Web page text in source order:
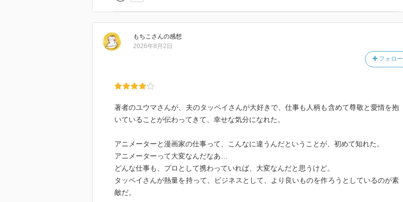
もちこ さんの感想
フォロー
2026年8月2日
著者のユウマさんが、夫のタッペイさんが大好きで、仕事も人柄も含めて尊敬と愛情を抱
いていることが伝わってきて、幸せな気分になれた。
アニメーターと漫画家の仕事って、こんなに違うんだということが、初めて知れた。
アニメーターって大変なんだなあ…
どんな仕事も、プロとして携わっていれば、大変なんだと思うけど。
タッペイさんが熱量を持って、ビジネスとして、より良いものを作ろうとしているのが素
敵だ。